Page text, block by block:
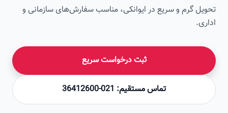
گرم و سریع در ایوانکی، مناسب سفارش‌های سازمانی و
ثبت درخواست سریع
تماس مستقیم: 021-36412600